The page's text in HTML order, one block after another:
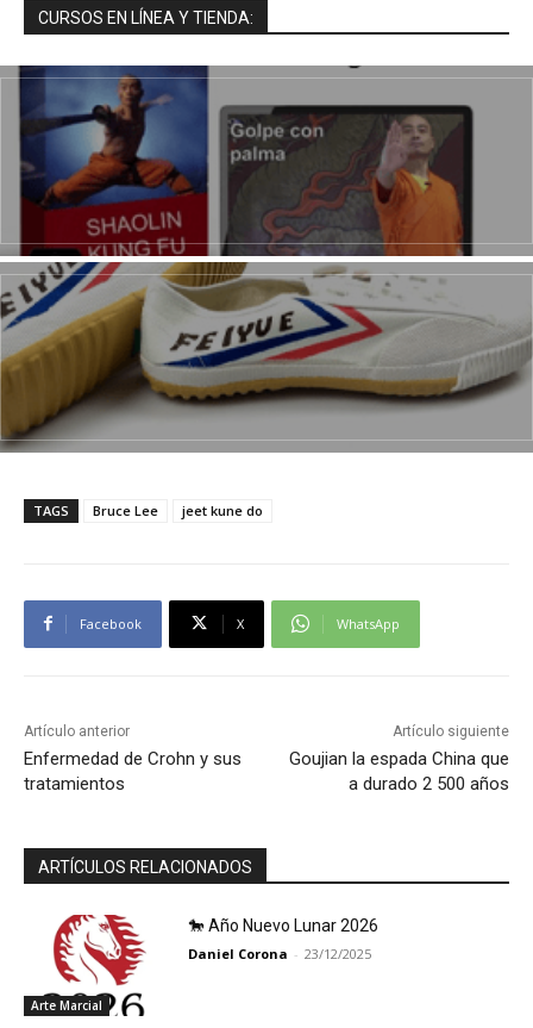
CURSOS EN LÍNEA Y TIENDA:
TAGS Bruce Lee jeet kune do
Facebook X WhatsApp
Artículo anterior
Enfermedad de Crohn y sus
tratamientos
Artículo siguiente
Goujian la espada China que
a durado 2 500 años
ARTÍCULOS RELACIONADOS
Arte Marcial
🐎 Año Nuevo Lunar 2026
Daniel Corona - 23/12/2025